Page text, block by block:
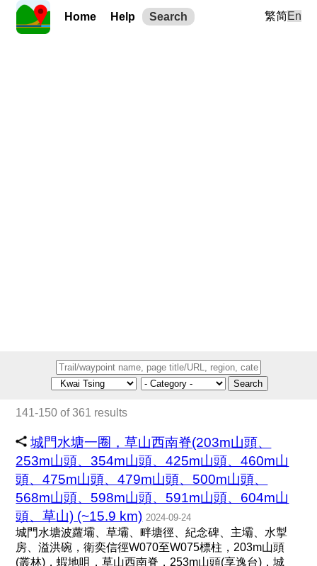
Home Help Search 繁简En
Search
141-150 of 361 results
城門水塘一圈，草山西南脊(203m山頭、
253m山頭、354m山頭、425m山頭、460m山
頭、475m山頭、479m山頭、500m山頭、
568m山頭、598m山頭、591m山頭、604m山
頭、草山) (~15.9 km) 2024-09-24
城門水塘波蘿壩、草壩、畔塘徑、紀念碑、主壩、水掣
房、溢洪碗，衛奕信徑W070至W075標柱，203m山頭
(叢林)，蝦地咀，草山西南脊，253m山頭(享逸台)，城